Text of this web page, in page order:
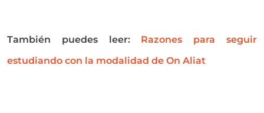
También puedes leer: Razones para seguir
estudiando con la modalidad de On Aliat